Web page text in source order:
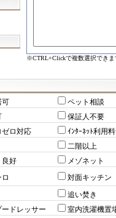
※CTRL+Clickで複数選択できま
ペット相談
保証人不要
ゼロ対応 ｲﾝﾀｰﾈｯﾄ利用
二階以上
良好 メゾネット
対面キッチン
追い焚き
ードレッサー 室内洗濯機置